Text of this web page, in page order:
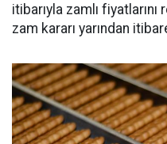
itibarıyla zamlı
zam kararı yarından